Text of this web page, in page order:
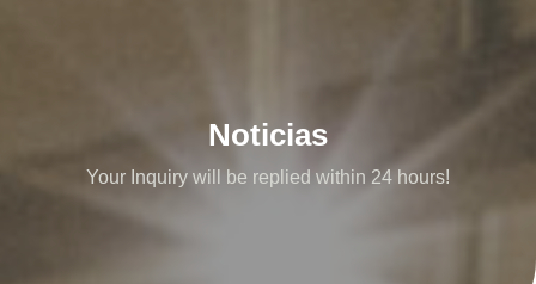
Noticias
Your Inquiry will be replied within 24 hours!